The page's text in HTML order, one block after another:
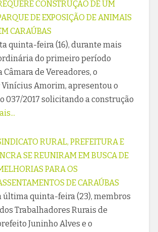
CONSTRUÇÃO DE UM
DE EXPOSIÇÃO DE ANIMAIS
CARAÚBAS
quinta-feira (16), durante mais
do primeiro período
de Vereadores, o
Amorim, apresentou o
037/2017 solicitando a construção
RURAL, PREFEITURA E
SE REUNIRAM EM BUSCA DE
PARA OS
DE CARAÚBAS
última quinta-feira (23), membros
Trabalhadores Rurais de
Juninho Alves e o